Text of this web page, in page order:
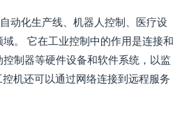
动化生产线、机器人控制、医疗设
。 它在工业控制中的作用是连接和
制器等硬件设备和软件系统，以监
机还可以通过网络连接到远程服务